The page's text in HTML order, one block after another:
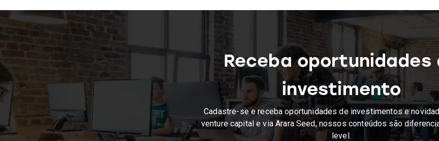
Receba oportunidades
investimento
Cadastre-se e receba oportunidades de investimentos e
venture capital e via Arara Seed, nossos conteúdos são
level.